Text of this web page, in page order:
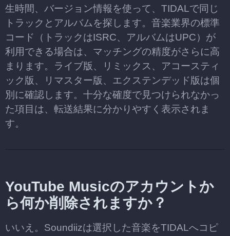
生時間、バージョン情報を使って、TIDALで同じ
トラックとアルバムを探します。音楽業界の標準
コード（トラックはISRC、アルバムはUPC）が
利用できる場合は、マッチングの精度がさらに高
まります。ライブ版、リミックス、アコースティ
ック版、リマスター版、エクステンデッド版は個
別に確認します。十分な確度で見つけられなかっ
た項目は、転送結果に分かりやすく表示されま
す。
YouTube Musicのアカウントか
ら何か削除されますか？
いいえ。Soundiizは選択した音楽をTIDALへコピ